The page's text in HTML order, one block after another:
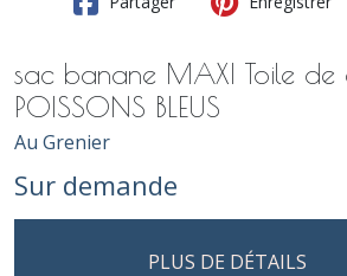
sac banane MAXI Toile de
POISSONS BLEUS
Au Grenier
Sur demande
PLUS DE DÉTAILS